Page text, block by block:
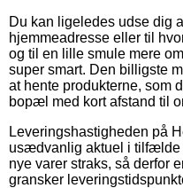
Du kan ligeledes udse dig
hjemmeadresse eller til
og til en lille smule mere
super smart. Den billigste
at hente produkterne, som
bopæl med kort afstand til
Leveringshastigheden på
usædvanlig aktuel i tilfælde
nye varer straks, så derfor
gransker